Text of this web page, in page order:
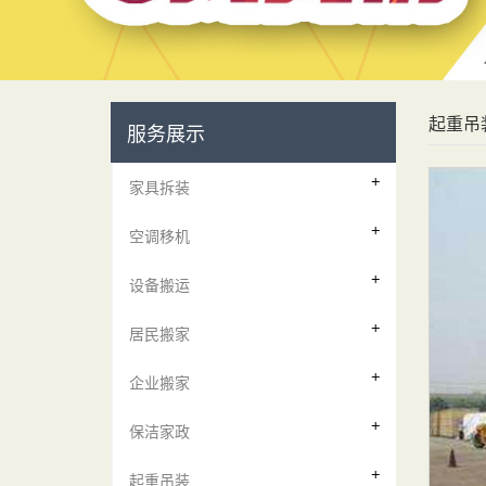
服务展示
家具拆装
空调移机
设备搬运
居民搬家
企业搬家
保洁家政
起重吊装
起重吊